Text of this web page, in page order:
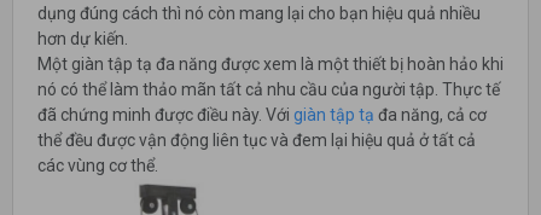
dụng đúng cách thì nó còn mang lại cho bạn hiệu quả nhiều
hơn dự kiến.
Một giàn tập tạ đa năng được xem là một thiết bị hoàn hảo khi
nó có thể làm thảo mãn tất cả nhu cầu của người tập. Thực tế
đã chứng minh được điều này. Với giàn tập tạ đa năng, cả cơ
thể đều được vận động liên tục và đem lại hiệu quả ở tất cả
các vùng cơ thể.